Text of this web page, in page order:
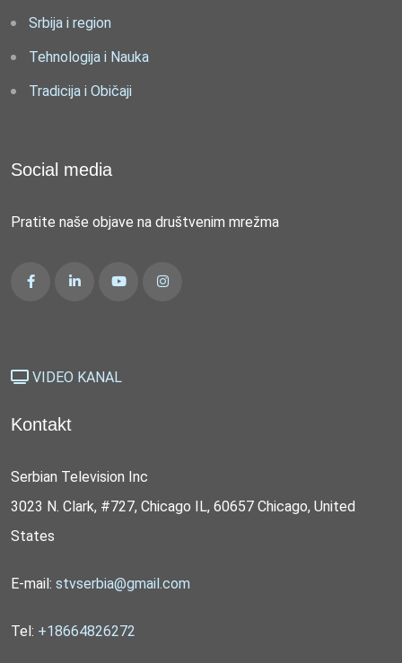
Srbija i region
Tehnologija i Nauka
Tradicija i Običaji
Social media
Pratite naše objave na društvenim mrežma
VIDEO KANAL
Kontakt
Serbian Television Inc
3023 N. Clark, #727, Chicago IL, 60657 Chicago, United
States
E-mail: stvserbia@gmail.com
Tel: +18664826272